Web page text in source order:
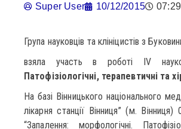
Super User 10/12/2015 07:29
Група науковців та клініцистів з
взяла участь в роботі IV
Патофізіологічні, терапевтичні та
На базі Вінницького національного
лікарня станції Вінниця” (м.
“Запалення: морфологічні.